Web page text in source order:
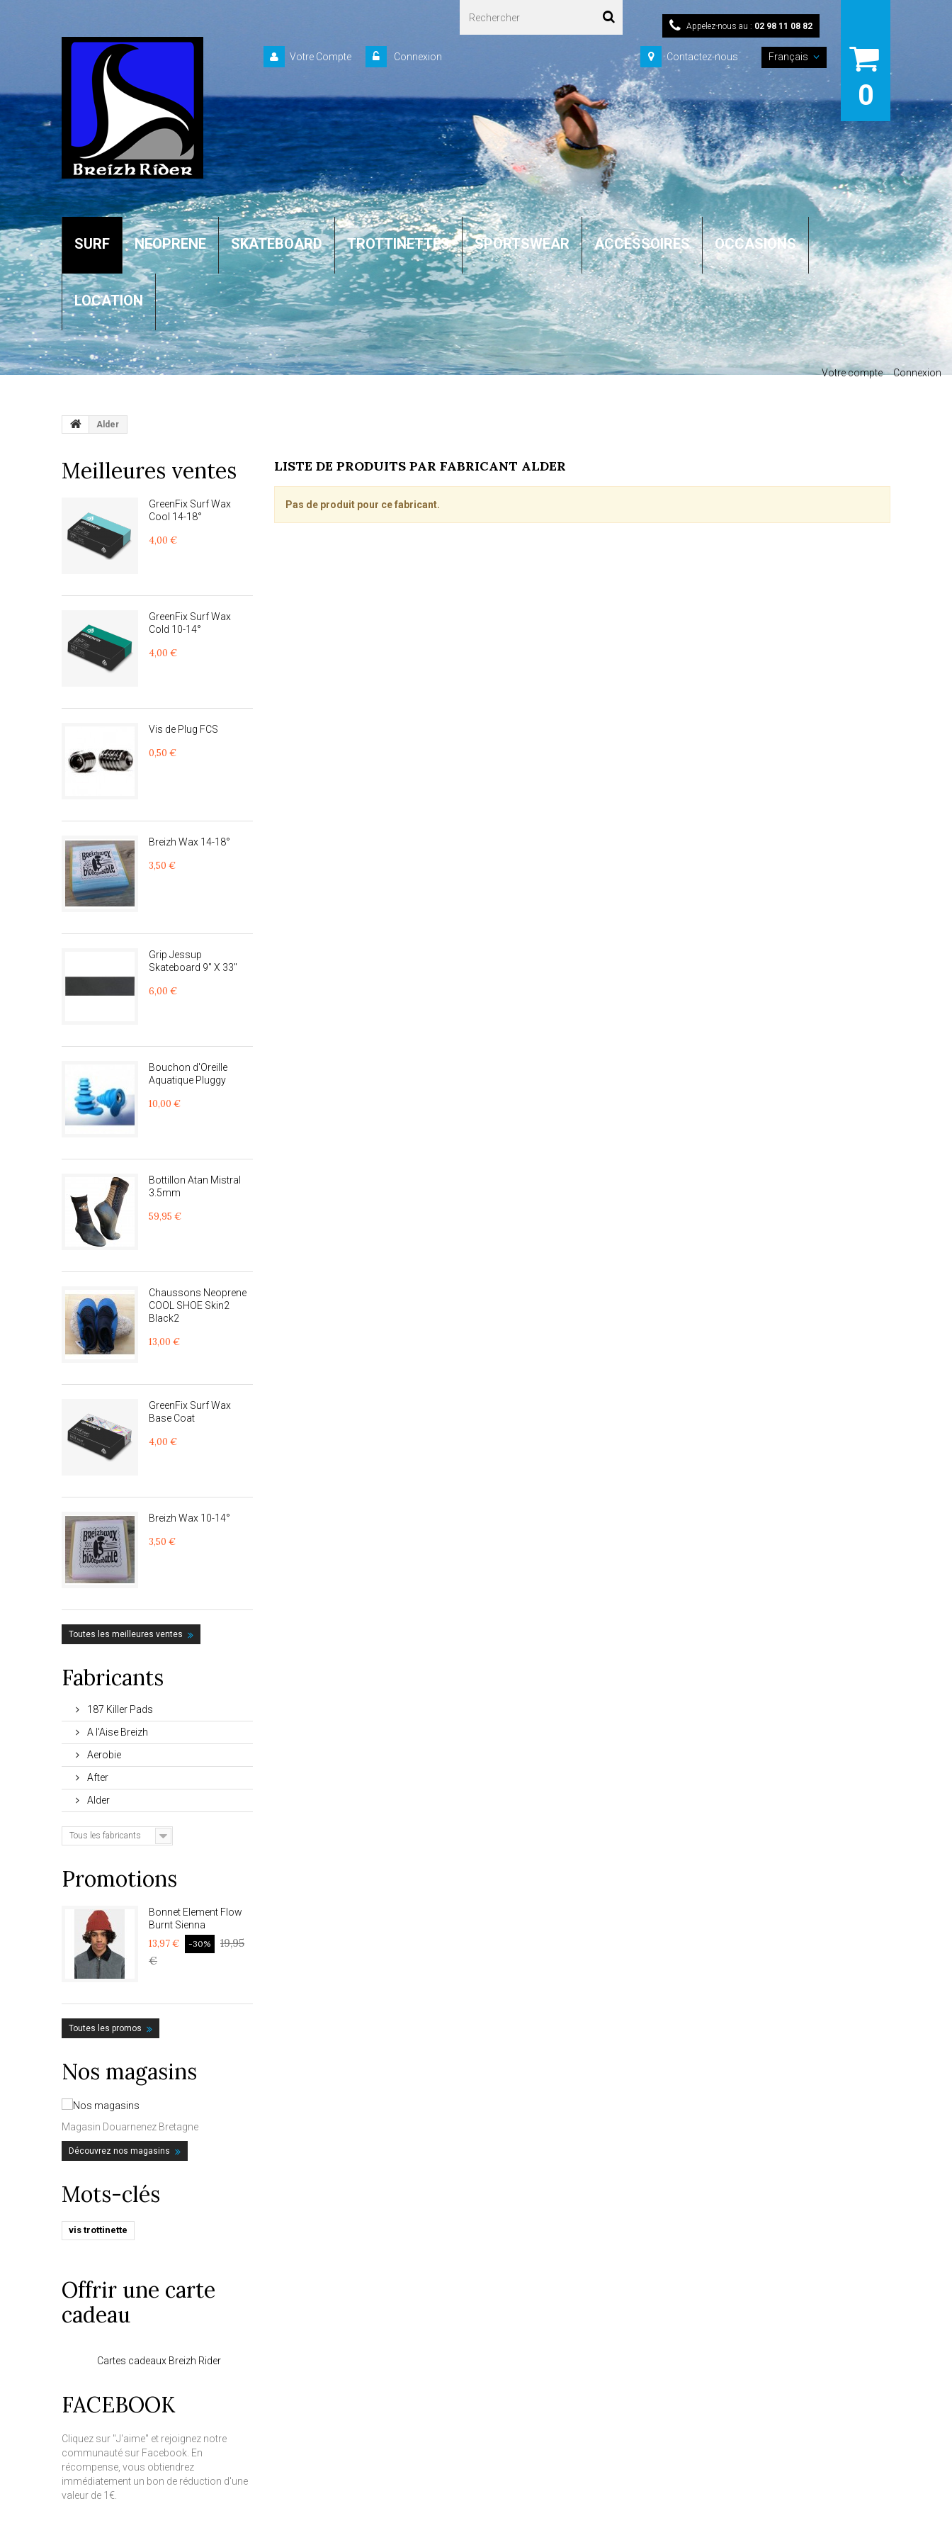
0
Français
Contactez-nous
Appelez-nous au : 02 98 11 08 82
Connexion
Votre Compte
SURF NEOPRENE SKATEBOARD TROTTINETTES SPORTSWEAR ACCESSOIRES OCCASIONS
LOCATION
Votre compte Connexion
Alder
Meilleures ventes
GreenFix Surf Wax
Cool 14-18°
4,00 €
GreenFix Surf Wax
Cold 10-14°
4,00 €
Vis de Plug FCS
0,50 €
Breizh Wax 14-18°
3,50 €
Grip Jessup
Skateboard 9" X 33"
6,00 €
Bouchon d'Oreille
Aquatique Pluggy
10,00 €
Bottillon Atan Mistral
3.5mm
59,95 €
Chaussons Neoprene
COOL SHOE Skin2
Black2
13,00 €
GreenFix Surf Wax
Base Coat
4,00 €
Breizh Wax 10-14°
3,50 €
Toutes les meilleures ventes
Fabricants
187 Killer Pads
A l'Aise Breizh
Aerobie
After
Alder
Tous les fabricants
Promotions
Bonnet Element Flow
Burnt Sienna
13,97 € -30%
19,95
€
Toutes les promos
Nos magasins
Magasin Douarnenez Bretagne
Découvrez nos magasins
Mots-clés
vis trottinette
Offrir une carte
cadeau
Cartes cadeaux Breizh Rider
FACEBOOK
Cliquez sur "J'aime" et rejoignez notre
communauté sur Facebook. En
récompense, vous obtiendrez
immédiatement un bon de réduction d'une
valeur de 1€.
LISTE DE PRODUITS PAR FABRICANT ALDER
Pas de produit pour ce fabricant.